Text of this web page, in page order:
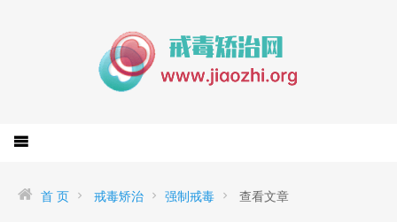
首 页 戒毒矫治 强制戒毒 查看文章